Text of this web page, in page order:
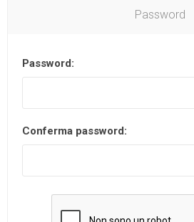
Password
Password:
Conferma password: